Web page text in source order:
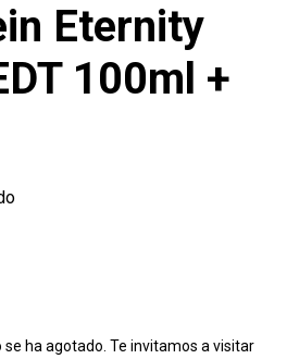
Eternity
100ml +
ha agotado. Te invitamos a visitar